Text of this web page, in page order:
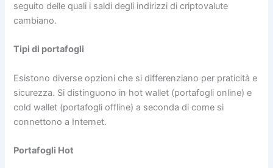
seguito delle quali i saldi degli indirizzi di criptovalute
cambiano.
Tipi di portafogli
Esistono diverse opzioni che si differenziano per praticità e
sicurezza. Si distinguono in hot wallet (portafogli online) e
cold wallet (portafogli offline) a seconda di come si
connettono a Internet.
Portafogli Hot